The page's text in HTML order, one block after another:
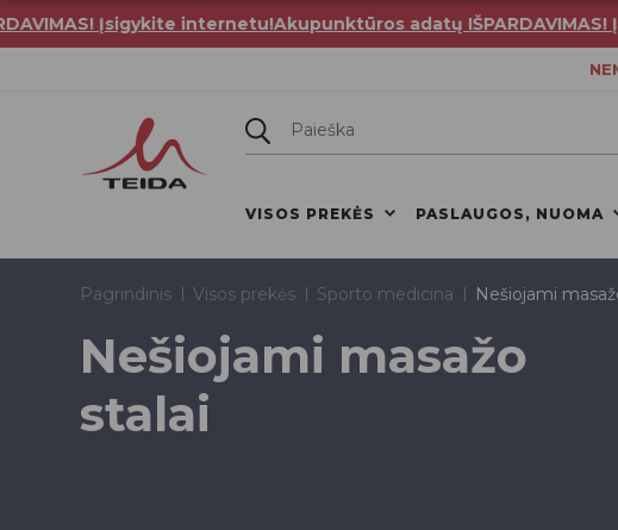
Įsigykite internetu!Akupunktūros adatų IŠPARDAVIMAS!
VISOS PREKĖS PASLAUGOS, NUOMA
Pagrindinis Visos prekės Sporto medicina Nešiojami
Nešiojami masažo
stalai